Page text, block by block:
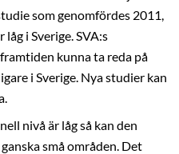
som genomfördes 2011,
i Sverige. SVA:s
kunna ta reda på
i Sverige. Nya studier kan
nivå är låg så kan den
små områden. Det